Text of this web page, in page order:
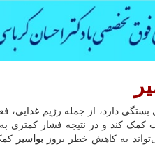
بستگی دارد، از جمله رژیم غذایی،
کمک کند و در نتیجه فشار
به کاهش خطر بروز بواسیر